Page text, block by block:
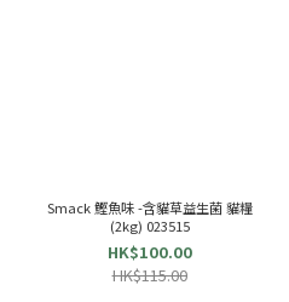
Smack 鰹魚味 -含貓草益生菌 貓糧
(2kg) 023515
HK$100.00
HK$115.00